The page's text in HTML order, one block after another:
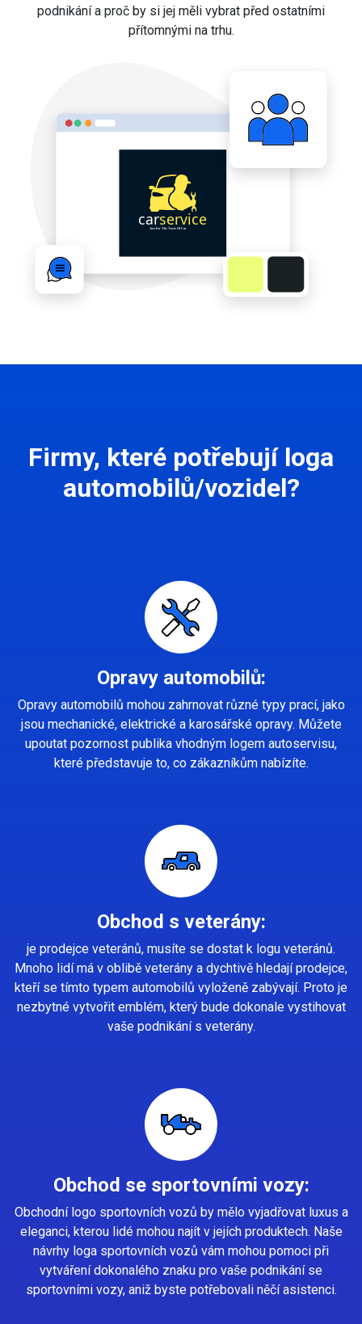
podnikání a proč by si jej měli vybrat před ostatními
přítomnými na trhu.
Firmy, které potřebují loga
automobilů/vozidel?
Opravy automobilů:
Opravy automobilů mohou zahrnovat různé typy prací, jako
jsou mechanické, elektrické a karosářské opravy. Můžete
upoutat pozornost publika vhodným logem autoservisu,
které představuje to, co zákazníkům nabízíte.
Obchod s veterány:
je prodejce veteránů, musíte se dostat k logu veteránů.
Mnoho lidí má v oblibě veterány a dychtivě hledají prodejce,
kteří se tímto typem automobilů vyloženě zabývají. Proto je
nezbytné vytvořit emblém, který bude dokonale vystihovat
vaše podnikání s veterány.
Obchod se sportovními vozy:
Obchodní logo sportovních vozů by mělo vyjadřovat luxus a
eleganci, kterou lidé mohou najít v jejích produktech. Naše
návrhy loga sportovních vozů vám mohou pomoci při
vytváření dokonalého znaku pro vaše podnikání se
sportovními vozy, aniž byste potřebovali něčí asistenci.